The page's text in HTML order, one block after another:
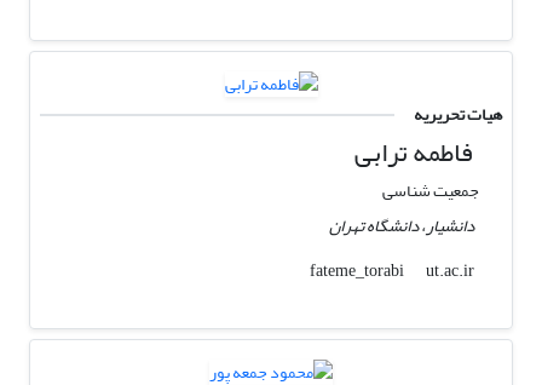
هیات تحریریه
فاطمه ترابی
جمعیت شناسی
دانشیار، دانشگاه تهران
fateme_torabi
ut.ac.ir